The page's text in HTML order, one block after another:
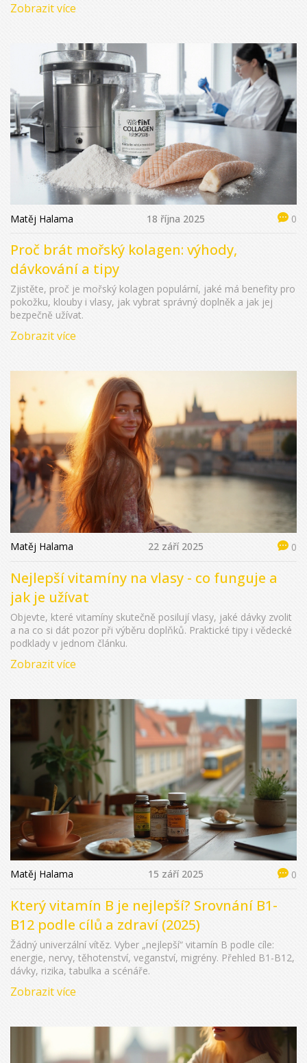
Zobrazit více
Matěj Halama 18 října 2025 0
Proč brát mořský kolagen: výhody,
dávkování a tipy
Zjistěte, proč je mořský kolagen populární, jaké má benefity pro
pokožku, klouby i vlasy, jak vybrat správný doplněk a jak jej
bezpečně užívat.
Zobrazit více
Matěj Halama 22 září 2025 0
Nejlepší vitamíny na vlasy - co funguje a
jak je užívat
Objevte, které vitamíny skutečně posilují vlasy, jaké dávky zvolit
a na co si dát pozor při výběru doplňků. Praktické tipy i vědecké
podklady v jednom článku.
Zobrazit více
Matěj Halama 15 září 2025 0
Který vitamín B je nejlepší? Srovnání B1-
B12 podle cílů a zdraví (2025)
Žádný univerzální vítěz. Vyber „nejlepší“ vitamín B podle cíle:
energie, nervy, těhotenství, veganství, migrény. Přehled B1-B12,
dávky, rizika, tabulka a scénáře.
Zobrazit více